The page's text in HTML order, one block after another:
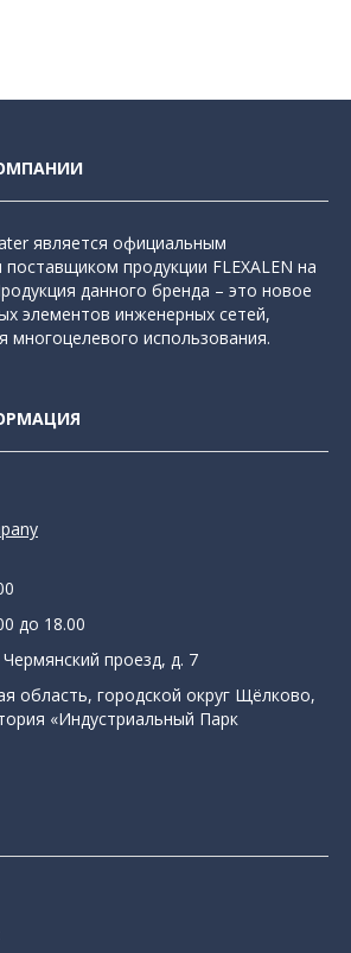
является официальным
продукции FLEXALEN на
данного бренда – это новое
элементов инженерных сетей,
многоцелевого использования.
до 18.00
проезд, д. 7
область, городской округ Щёлково,
«Индустриальный Парк